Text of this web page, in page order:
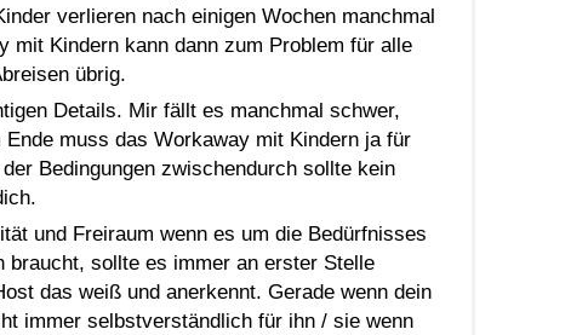
verlieren nach einigen Wochen manchmal
mit Kindern kann dann zum Problem für alle
übrig.
Details. Mir fällt es manchmal schwer,
muss das Workaway mit Kindern ja für
Bedingungen zwischendurch sollte kein
und Freiraum wenn es um die Bedürfnisses
braucht, sollte es immer an erster Stelle
das weiß und anerkennt. Gerade wenn dein
immer selbstverständlich für ihn / sie wenn